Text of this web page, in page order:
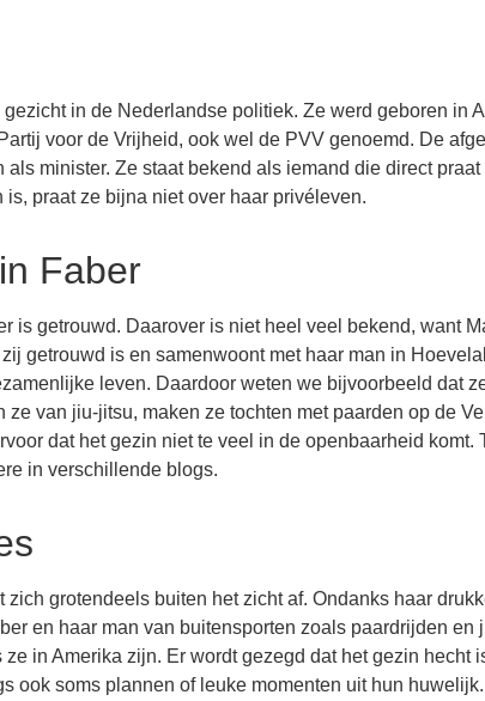
in de Nederlandse politiek. Ze werd geboren in
voor de Vrijheid, ook wel de PVV genoemd. De
minister. Ze staat bekend als iemand die direct
praat ze bijna niet over haar privéleven.
Faber
is getrouwd. Daarover is niet heel veel bekend, want
getrouwd is en samenwoont met haar man in
leven. Daardoor weten we bijvoorbeeld dat
van jiu-jitsu, maken ze tochten met paarden op de
dat het gezin niet te veel in de openbaarheid komt.
in verschillende blogs.
grotendeels buiten het zicht af. Ondanks haar
en haar man van buitensporten zoals paardrijden en
in Amerika zijn. Er wordt gezegd dat het gezin hecht
ook soms plannen of leuke momenten uit hun